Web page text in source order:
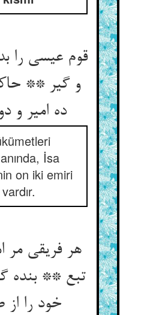
قوم عیسی را بد
و گیر **
ده امیر و
İsa
on iki emiri
vardır.
هر فریقی مر
تبع ** بنده
خود را از طمع‌‌